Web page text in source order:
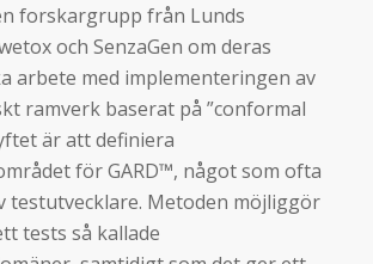
forskargrupp från Lunds
och SenzaGen om deras
arbete med implementeringen av
ramverk baserat på ”conformal
är att definiera
för GARD™, något som ofta
testutvecklare. Metoden möjliggör
tests så kallade